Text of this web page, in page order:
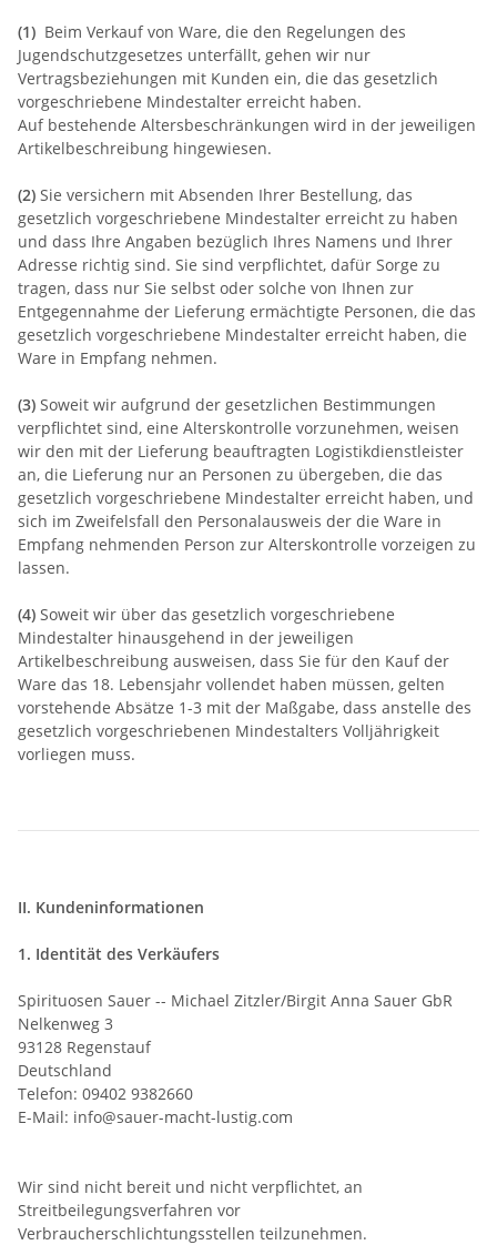
(1) Beim Verkauf von Ware, die den Regelungen des
Jugendschutzgesetzes unterfällt, gehen wir nur
Vertragsbeziehungen mit Kunden ein, die das gesetzlich
vorgeschriebene Mindestalter erreicht haben.
Auf bestehende Altersbeschränkungen wird in der jeweiligen
Artikelbeschreibung hingewiesen.
(2) Sie versichern mit Absenden Ihrer Bestellung, das
gesetzlich vorgeschriebene Mindestalter erreicht zu haben
und dass Ihre Angaben bezüglich Ihres Namens und Ihrer
Adresse richtig sind. Sie sind verpflichtet, dafür Sorge zu
tragen, dass nur Sie selbst oder solche von Ihnen zur
Entgegennahme der Lieferung ermächtigte Personen, die das
gesetzlich vorgeschriebene Mindestalter erreicht haben, die
Ware in Empfang nehmen.
(3) Soweit wir aufgrund der gesetzlichen Bestimmungen
verpflichtet sind, eine Alterskontrolle vorzunehmen, weisen
wir den mit der Lieferung beauftragten Logistikdienstleister
an, die Lieferung nur an Personen zu übergeben, die das
gesetzlich vorgeschriebene Mindestalter erreicht haben, und
sich im Zweifelsfall den Personalausweis der die Ware in
Empfang nehmenden Person zur Alterskontrolle vorzeigen zu
lassen.
(4) Soweit wir über das gesetzlich vorgeschriebene
Mindestalter hinausgehend in der jeweiligen
Artikelbeschreibung ausweisen, dass Sie für den Kauf der
Ware das 18. Lebensjahr vollendet haben müssen, gelten
vorstehende Absätze 1-3 mit der Maßgabe, dass anstelle des
gesetzlich vorgeschriebenen Mindestalters Volljährigkeit
vorliegen muss.
II. Kundeninformationen
1. Identität des Verkäufers
Spirituosen Sauer -- Michael Zitzler/Birgit Anna Sauer GbR
Nelkenweg 3
93128 Regenstauf
Deutschland
Telefon: 09402 9382660
E-Mail: info@sauer-macht-lustig.com
Wir sind nicht bereit und nicht verpflichtet, an
Streitbeilegungsverfahren vor
Verbraucherschlichtungsstellen teilzunehmen.